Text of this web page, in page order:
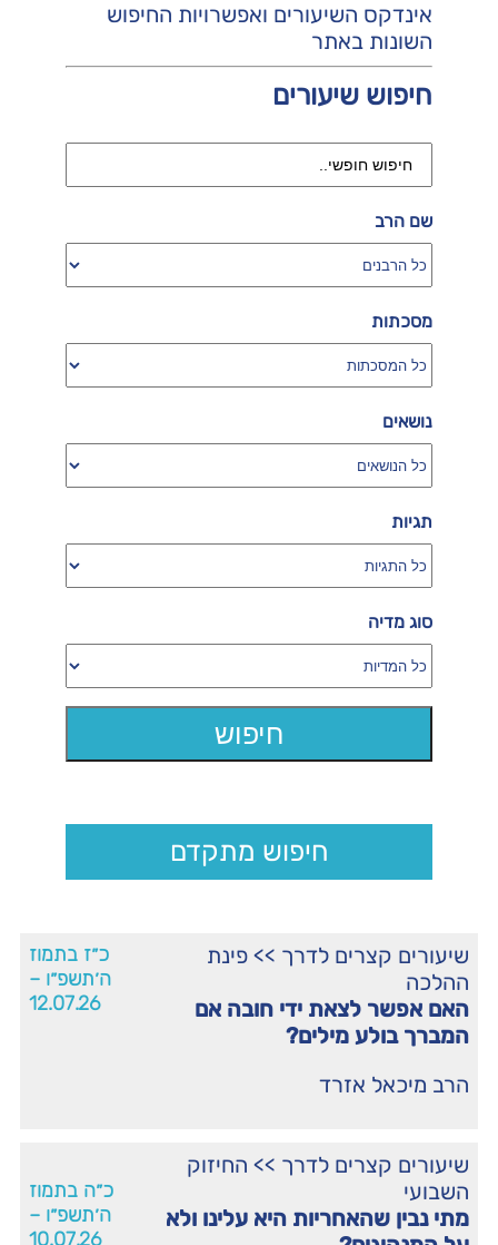
שיעורים קצרים לדרך >> פינת
ההלכה
האם אפשר לצאת ידי חובה אם
המברך בולע מילים?
הרב מיכאל אזרד
כ״ז בתמוז
ה׳תשפ״ו –
12.07.26
שיעורים קצרים לדרך >> החיזוק
השבועי
מתי נבין שהאחריות היא עלינו ולא
כ״ה בתמוז
ה׳תשפ״ו –
10.07.26
אינדקס השיעורים ואפשרויות החיפוש
השונות באתר
חיפוש שיעורים
שם הרב
מסכתות
נושאים
תגיות
סוג מדיה
חיפוש מתקדם